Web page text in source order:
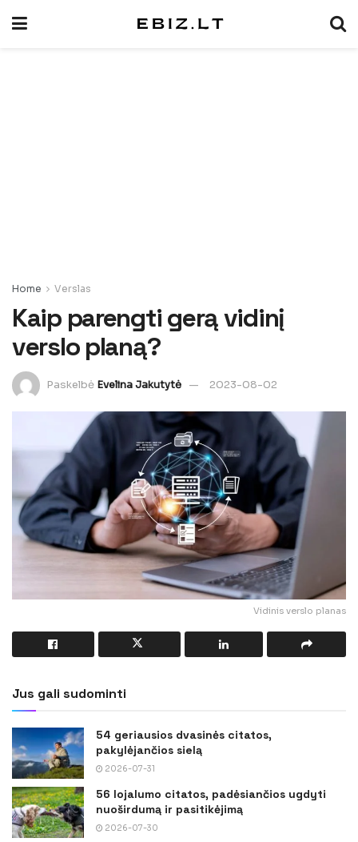
Home Verslas
Kaip parengti gerą vidinį
verslo planą?
Paskelbė Evelina Jakutytė 2023-08-02
Vidinis verslo planas
Jus gali sudominti
54 geriausios dvasinės citatos,
pakylėjančios sielą
2026-07-31
56 lojalumo citatos, padėsiančios ugdyti
nuoširdumą ir pasitikėjimą
2026-07-30